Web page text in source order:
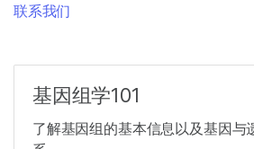
联系我们
基因组学101
了解基因组的基本信息以及基因与